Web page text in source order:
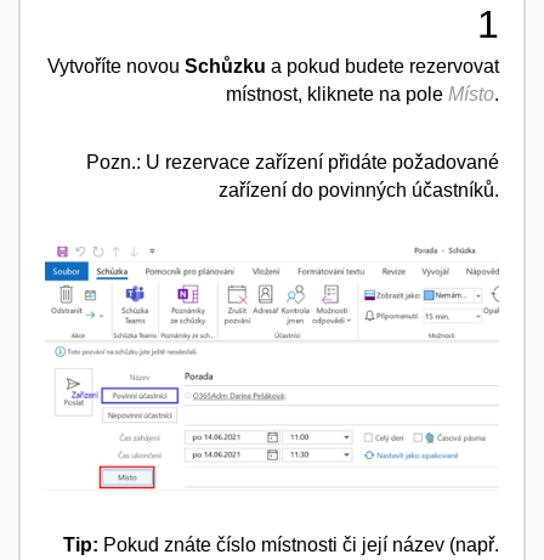
1
Vytvoříte novou Schůzku a pokud budete rezervovat
místnost, kliknete na pole Místo.
Pozn.: U rezervace zařízení přidáte požadované
zařízení do povinných účastníků.
Tip: Pokud znáte číslo místnosti či její název (např.